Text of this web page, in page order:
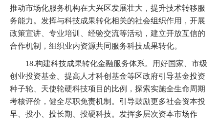
推动市场化服务机构在大兴区发展壮大，提升技术转移服
务能力。发挥与科技成果转化相关的社会组织作用，开展
政策宣讲、专业培训、经验交流等活动，建立开放互信的
合作机制，组织业内资源共同服务科技成果转化。
18.构建科技成果转化金融服务体系。用好国家、市级
创业投资基金。提高人才科创基金等区政府引导基金投资
种子轮、天使轮硬科技项目的比例，探索实施全生命周期
考核评价，健全尽职免责机制。引导鼓励更多社会资本投
早、投小、投长期、投硬科技。发挥多层次资本市场作